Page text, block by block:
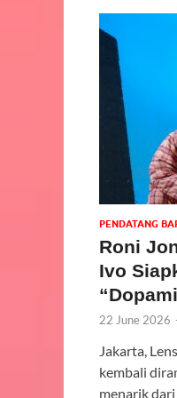
PENDATANG
Roni
Ivo
22 June 2026
Jakarta,
kembali
menarik